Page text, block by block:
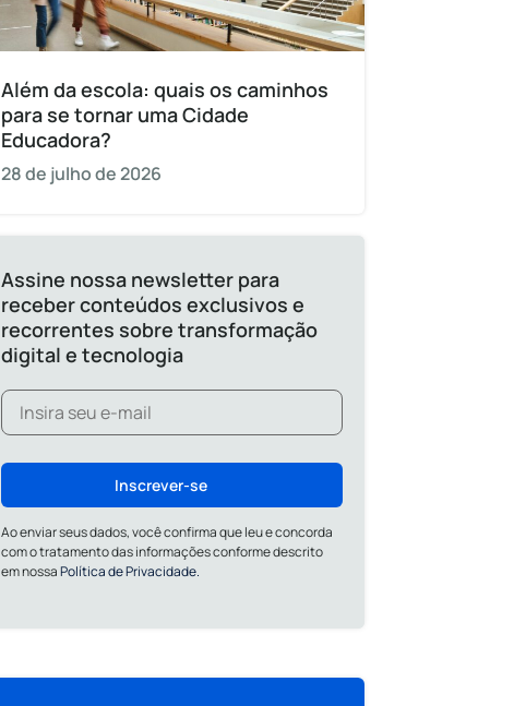
Além da escola: quais os caminhos
para se tornar uma Cidade
Educadora?
28 de julho de 2026
Assine nossa newsletter para
receber conteúdos exclusivos e
recorrentes sobre transformação
digital e tecnologia
Inscrever-se
Ao enviar seus dados, você confirma que leu e concorda
com o tratamento das informações conforme descrito
em nossaPolítica de Privacidade.